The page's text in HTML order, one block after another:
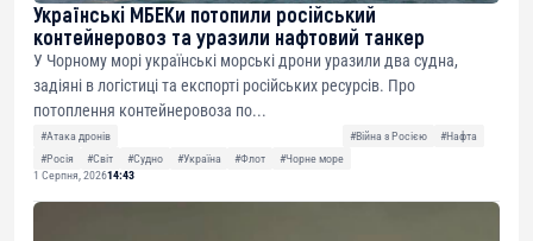
Українські МБЕКи потопили російський
контейнеровоз та уразили нафтовий танкер
У Чорному морі українські морські дрони уразили два судна,
задіяні в логістиці та експорті російських ресурсів. Про
потоплення контейнеровоза по...
#Атака дронів #Війна з Росією
#Нафта
#Росія
#Світ #Судно #Україна #Флот
#Чорне море
1 Серпня, 202614:43